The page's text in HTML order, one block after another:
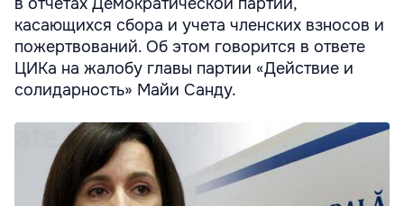
касающихся сбора и учета членских взносов и
пожертвований. Об этом говорится в ответе
ЦИКа на жалобу главы партии «Действие и
солидарность» Майи Санду.